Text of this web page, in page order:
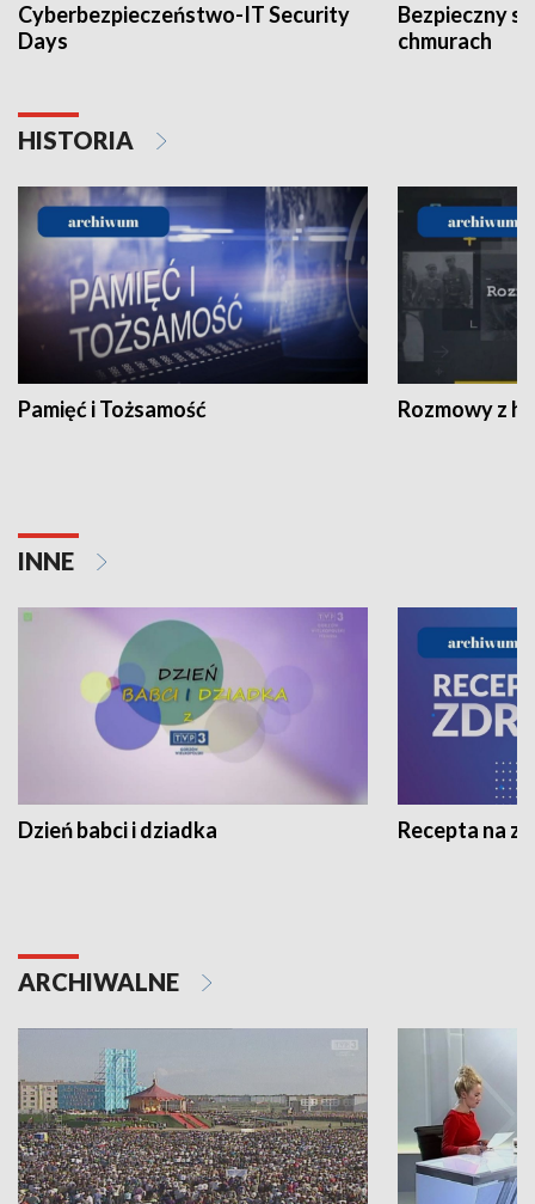
Cyberbezpieczeństwo-IT Security
Days
Bezpieczny
chmurach
HISTORIA
Pamięć i Tożsamość Rozmowy z
INNE
Dzień babci i dziadka Recepta na
ARCHIWALNE